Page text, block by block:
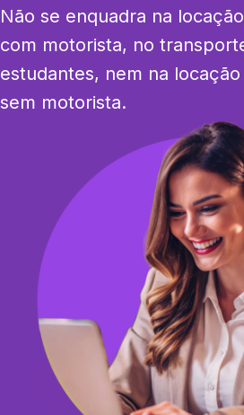
Não se enquadra na
com motorista, no
estudantes, nem na
sem motorista.